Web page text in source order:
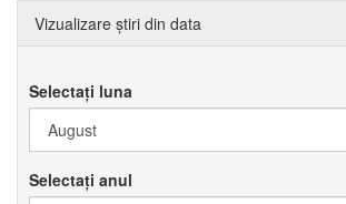
Vizualizare știri din data
Selectați luna
Selectați anul